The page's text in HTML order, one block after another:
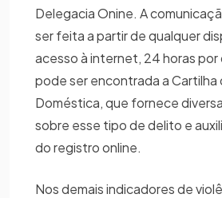
Delegacia Onine. A
ser feita a partir de qualquer
acesso à internet, 24 horas por
pode ser encontrada a Cartilha
Doméstica, que fornece
sobre esse tipo de delito e
do registro online.
Nos demais indicadores de